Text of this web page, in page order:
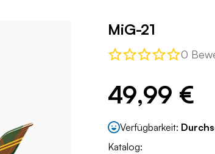
MiG-21
0
49,99 €
Verfügbarkeit:
Katalog: